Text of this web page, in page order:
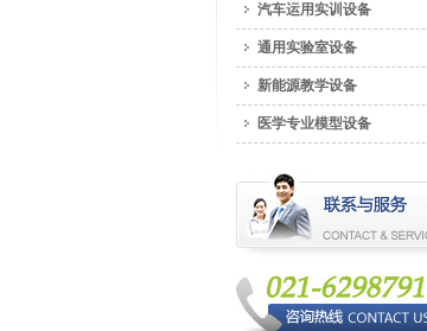
汽车运用实训设备
通用实验室设备
新能源教学设备
医学专业模型设备